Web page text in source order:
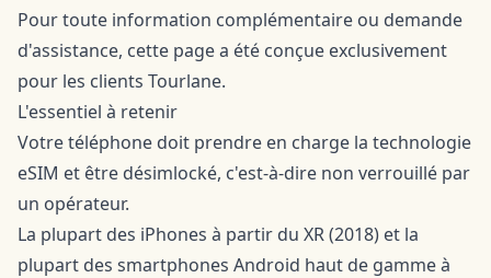
Pour toute information complémentaire ou demande
d'assistance, cette pagea été conçue exclusivement
pour les clients Tourlane.
L'essentiel à retenir
Votre téléphone doit prendre en charge la technologie
eSIM et être désimlocké, c'est-à-dire non verrouillé par
un opérateur.
La plupart des iPhones à partir du XR (2018) et la
plupart des smartphones Android haut de gamme à